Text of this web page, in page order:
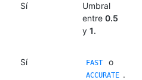
Sí
Umbral
entre 0.5
y 1.
Sí FAST o
ACCURATE .